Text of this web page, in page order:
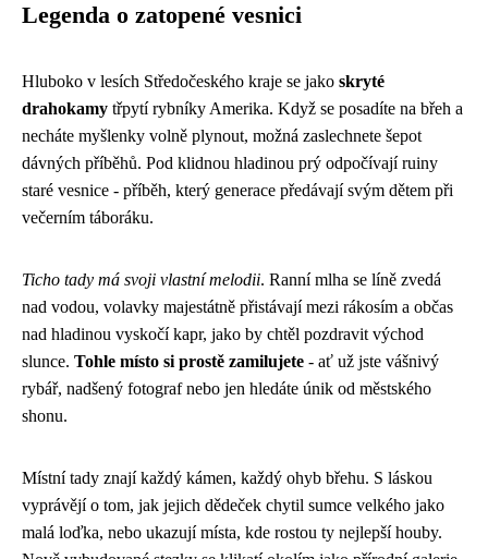
Legenda o zatopené vesnici
Hluboko v lesích Středočeského kraje se jako skryté
drahokamy třpytí rybníky Amerika. Když se posadíte na břeh a
necháte myšlenky volně plynout, možná zaslechnete šepot
dávných příběhů. Pod klidnou hladinou prý odpočívají ruiny
staré vesnice - příběh, který generace předávají svým dětem při
večerním táboráku.
Ticho tady má svoji vlastní melodii. Ranní mlha se líně zvedá
nad vodou, volavky majestátně přistávají mezi rákosím a občas
nad hladinou vyskočí kapr, jako by chtěl pozdravit východ
slunce. Tohle místo si prostě zamilujete - ať už jste vášnivý
rybář, nadšený fotograf nebo jen hledáte únik od městského
shonu.
Místní tady znají každý kámen, každý ohyb břehu. S láskou
vyprávějí o tom, jak jejich dědeček chytil sumce velkého jako
malá loďka, nebo ukazují místa, kde rostou ty nejlepší houby.